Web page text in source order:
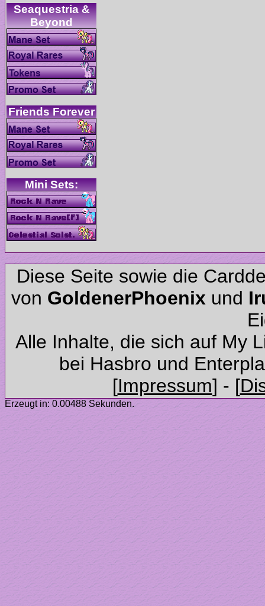
Seaquestria &
Diese Seite sowie die
von
und
Alle Inhalte, die sich auf My
Erzeugt in: 0.00488 Sekunden.